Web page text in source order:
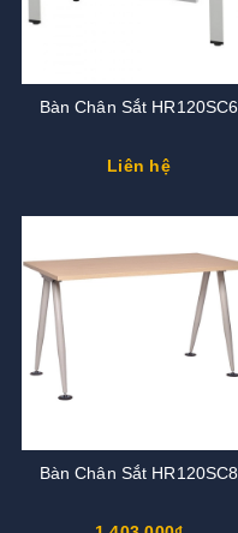
Bàn Chân Sắt HR120SC6
Liên hệ
Bàn Chân Sắt HR120SC8